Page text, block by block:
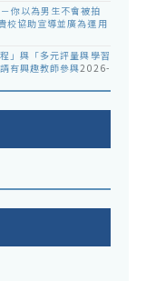
你以為男生不會被拍
校協助宣導並廣為運用
」與「多元評量與學習
有興趣教師參與2026-